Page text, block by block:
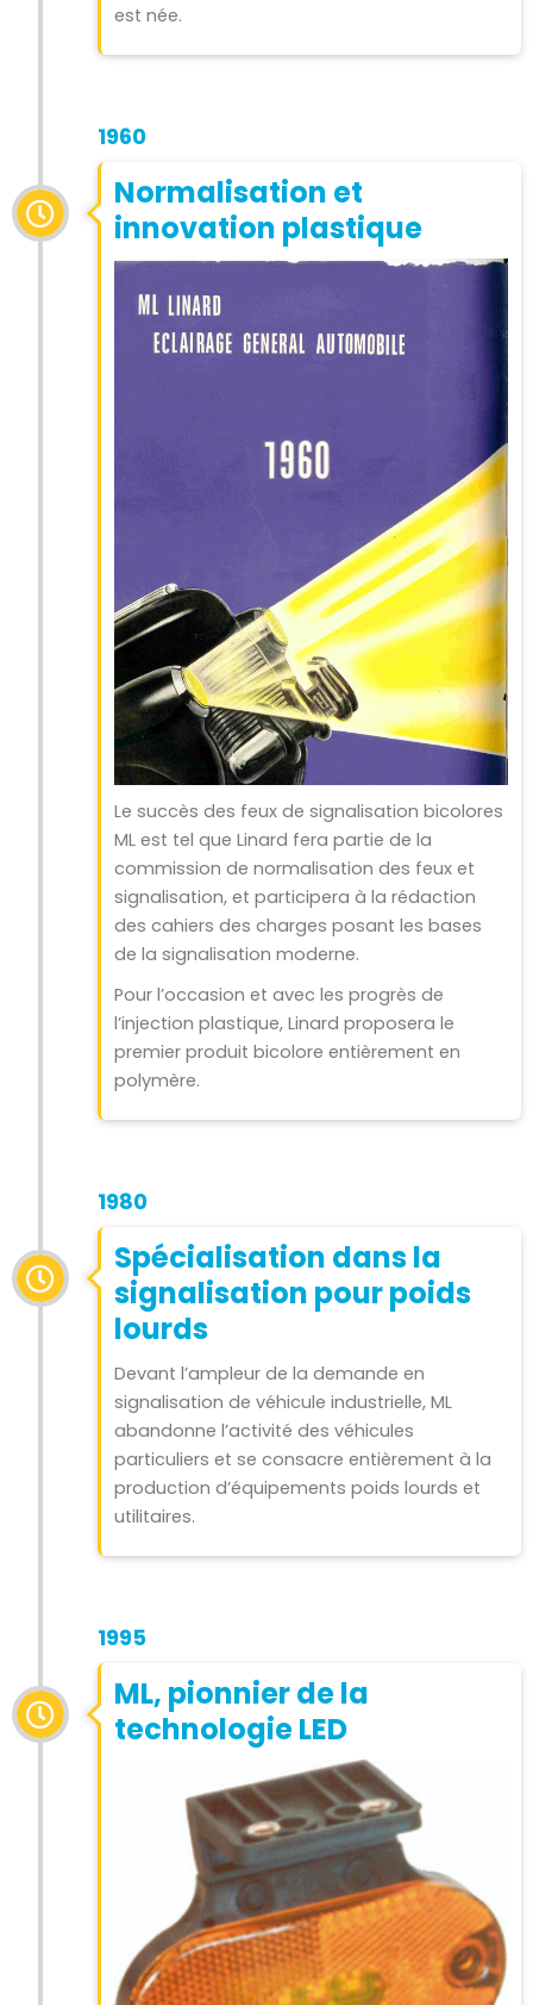
est née.
1960
Normalisation et
innovation plastique
Le succès des feux de signalisation bicolores
ML est tel que Linard fera partie de la
commission de normalisation des feux et
signalisation, et participera à la rédaction
des cahiers des charges posant les bases
de la signalisation moderne.
Pour l’occasion et avec les progrès de
l’injection plastique, Linard proposera le
premier produit bicolore entièrement en
polymère.
1980
Spécialisation dans la
signalisation pour poids
lourds
Devant l’ampleur de la demande en
signalisation de véhicule industrielle, ML
abandonne l’activité des véhicules
particuliers et se consacre entièrement à la
production d’équipements poids lourds et
utilitaires.
1995
ML, pionnier de la
technologie LED